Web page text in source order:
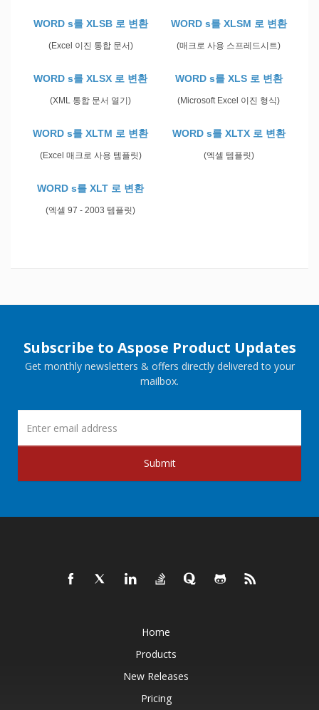
WORD s를 XLSB 로 변환
(Excel 이진 통합 문서)
WORD s를 XLSM 로 변환
(매크로 사용 스프레드시트)
WORD s를 XLSX 로 변환
(XML 통합 문서 열기)
WORD s를 XLS 로 변환
(Microsoft Excel 이진 형식)
WORD s를 XLTM 로 변환
(Excel 매크로 사용 템플릿)
WORD s를 XLTX 로 변환
(엑셀 템플릿)
WORD s를 XLT 로 변환
(엑셀 97 - 2003 템플릿)
Subscribe to Aspose Product Updates
Get monthly newsletters & offers directly delivered to your
mailbox.
Submit
Home
Products
New Releases
Pricing